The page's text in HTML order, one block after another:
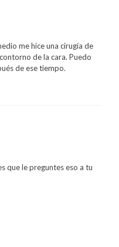
me hice una cirugía de
de la cara. Puedo
de ese tiempo.
que le preguntes eso a tu